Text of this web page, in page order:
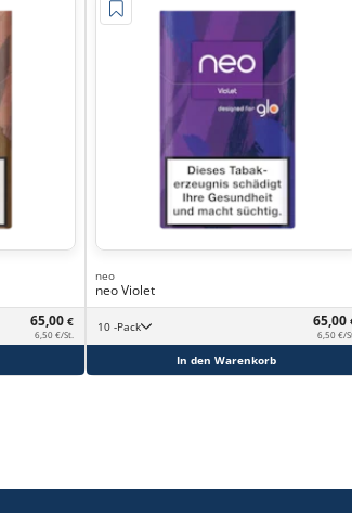
65,00 €
6,50 €/St.
neo
neo Violet
10 -Pack 65,00
6,50 €/
In den Warenkorb